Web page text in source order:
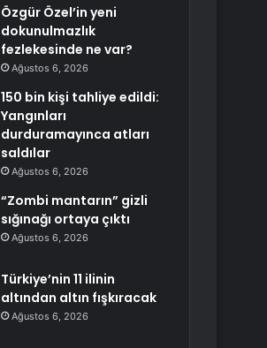
Özgür Özel’in yeni
dokunulmazlık
fezlekesinde ne var?
Ağustos 6, 2026
150 bin kişi tahliye edildi:
Yangınları
durduramayınca atları
saldılar
Ağustos 6, 2026
“Zombi mantarın” gizli
sığınağı ortaya çıktı
Ağustos 6, 2026
Türkiye’nin 11 ilinin
altından altın fışkıracak
Ağustos 6, 2026